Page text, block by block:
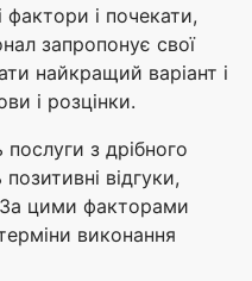
фактори і почекати,
запропонує свої
найкращий варіант і
і розцінки.
з дрібного
відгуки,
цими факторами
виконання